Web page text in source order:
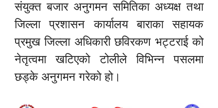
संयुक्त बजार अनुगमन समितिका अध्यक्ष तथा
जिल्ला प्रशासन कार्यालय बाराका सहायक
प्रमुख जिल्ला अधिकारीछविरकण भट्टराईको
नेतृत्वमा खटिएको टोलीले विभिन्न पसलमा
छड्के अनुगमन गरेको हो।